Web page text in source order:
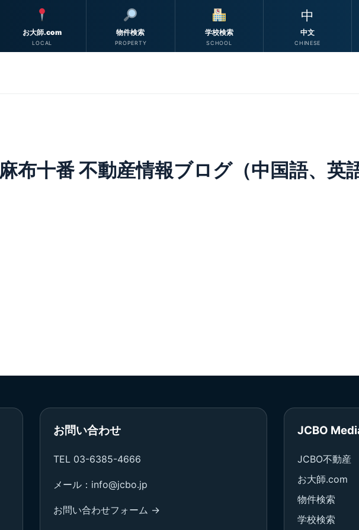
お大師.com
LOCAL
物件検索
PROPERTY
学校検索
SCHOOL
中
中文
CHINESE
布十番 不動産情報ブログ（中国語、英
お問い合わせ
TEL 03-6385-4666
メール：info@jcbo.jp
お問い合わせフォーム →
JCBO
JCBO不動産
お大師.com
物件検索
学校検索